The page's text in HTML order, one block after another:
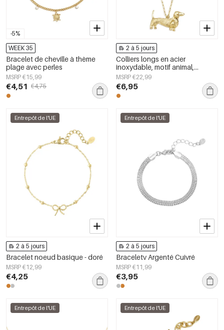
-5%
WEEK 35
Bracelet de cheville à thème
plage avec perles
MSRP €15,99
€4,51 €4,75
2 à 5 jours
Colliers longs en acier
inoxydable, motif animal,
collection Daily Simple, bijoux
pour femmes
MSRP €22,99
€6,95
Entrepôt de l'UE
2 à 5 jours
Bracelet noeud basique - doré
MSRP €12,99
€4,25
Entrepôt de l'UE
2 à 5 jours
Braceletv Argenté Cuivré
MSRP €11,99
€3,95
Entrepôt de l'UE Entrepôt de l'UE